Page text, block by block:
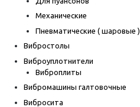
Механические
Пневматические ( шаровые )
Вибростолы
Виброуплотнители
Виброплиты
Вибромашины галтовочные
Вибросита